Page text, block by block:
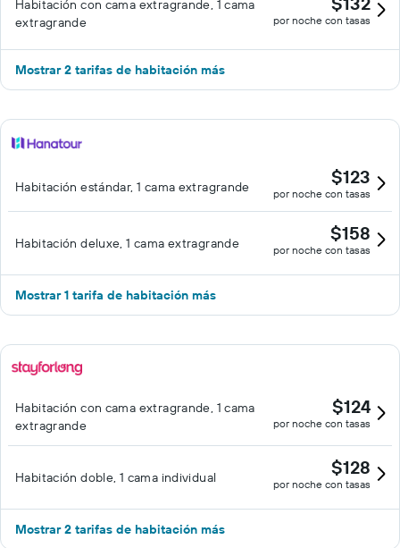
Habitación con cama extragrande, 1 cama
extragrande
por noche con tasas
Mostrar 2 tarifas de habitación más
Habitación estándar, 1 cama extragrande $123
por noche con tasas
Habitación deluxe, 1 cama extragrande $158
por noche con tasas
Mostrar 1 tarifa de habitación más
Habitación con cama extragrande, 1 cama
extragrande
$124
por noche con tasas
Habitación doble, 1 cama individual $128
por noche con tasas
Mostrar 2 tarifas de habitación más